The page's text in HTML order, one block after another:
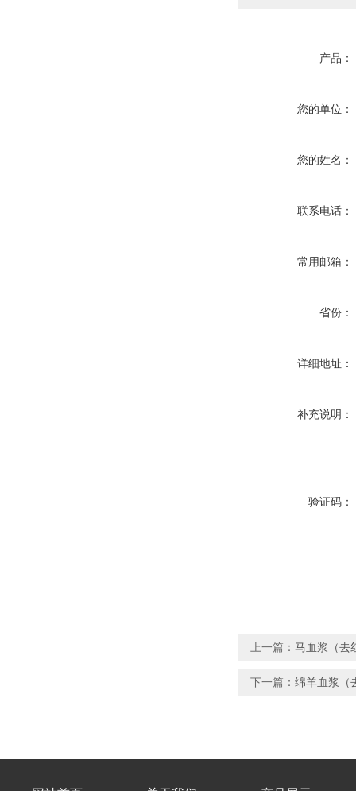
产品：
您的单位：
您的姓名：
联系电话：
常用邮箱：
省份：
详细地址：
补充说明：
验证码：
上一篇： 马血浆（去
下一篇： 绵羊血浆（